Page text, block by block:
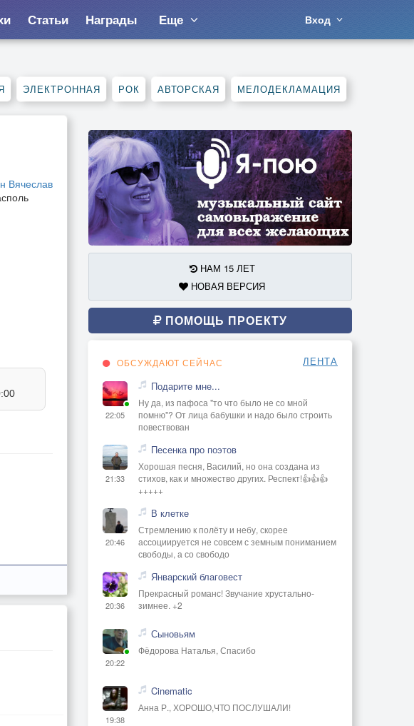
Статьи Награды Еще Вход
ЭЛЕКТРОННАЯ РОК АВТОРСКАЯ МЕЛОДЕКЛАМАЦИЯ
Вячеслав
НАМ 15 ЛЕТ
НОВАЯ ВЕРСИЯ
ПОМОЩЬ ПРОЕКТУ
ОБСУЖДАЮТ СЕЙЧАС ЛЕНТА
22:05
Подарите мне...
Ну да, из пафоса "то что было не со мной
помню"? От лица бабушки и надо было строить
повествован
21:33
Песенка про поэтов
Хорошая песня, Василий, но она создана из
стихов, как и множество других. Респект!👍👍👍
+++++
20:46
В клетке
Стремлению к полёту и небу, скорее
ассоциируется не совсем с земным пониманием
свободы, а со свободо
20:36
Январский благовест
Прекрасный романс! Звучание хрустально-
зимнее. +2
20:22
Сыновьям
Фёдорова Наталья, Спасибо
19:38
Cinematic
Анна Р., ХОРОШО,ЧТО ПОСЛУШАЛИ!